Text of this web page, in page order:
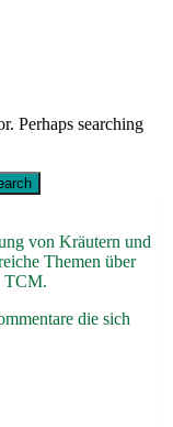
Perhaps searching
von Kräutern und
Themen über
TCM.
die sich